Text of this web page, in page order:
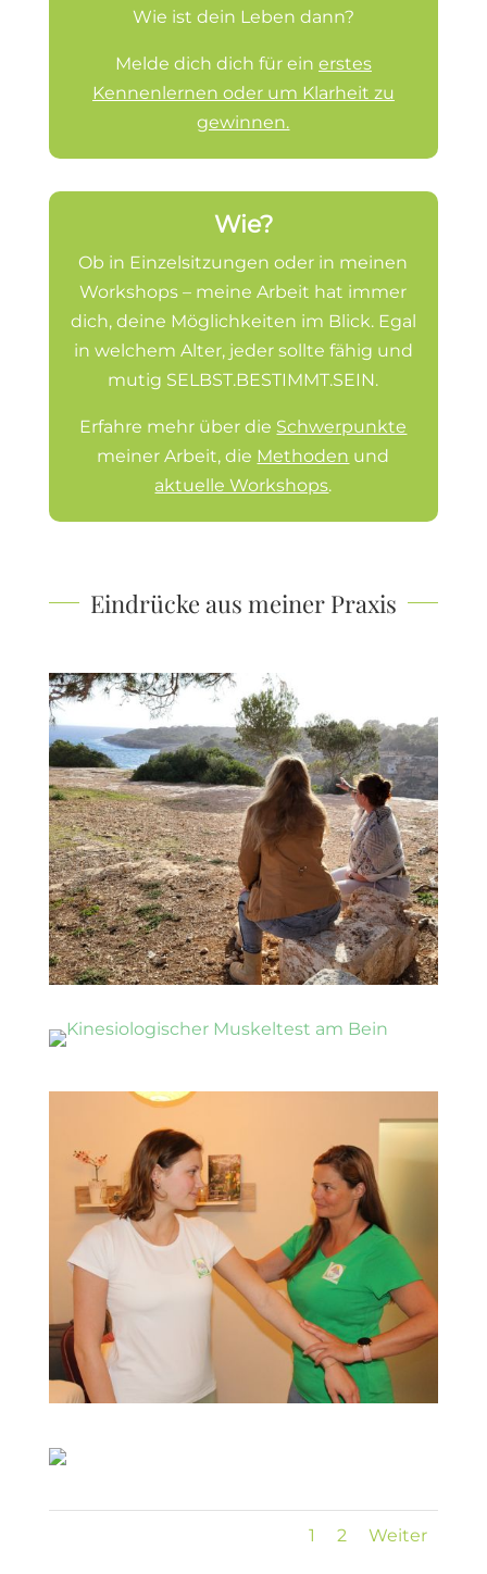
Wie ist dein Leben dann?
Melde dich dich für ein erstes
Kennenlernen oder um Klarheit zu
gewinnen.
Wie?
Ob in Einzelsitzungen oder in meinen
Workshops – meine Arbeit hat immer
dich, deine Möglichkeiten im Blick. Egal
in welchem Alter, jeder sollte fähig und
mutig SELBST.BESTIMMT.SEIN.
Erfahre mehr über die Schwerpunkte
meiner Arbeit, die Methoden und
aktuelle Workshops.
Eindrücke aus meiner Praxis
1 2 Weiter